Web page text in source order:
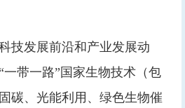
技发展前沿和产业发展动
带一路”国家生物技术（包
碳、光能利用、绿色生物催